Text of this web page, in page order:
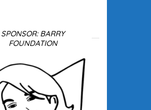
SPONSOR: BARRY
FOUNDATION